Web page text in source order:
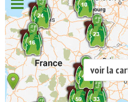
voir la